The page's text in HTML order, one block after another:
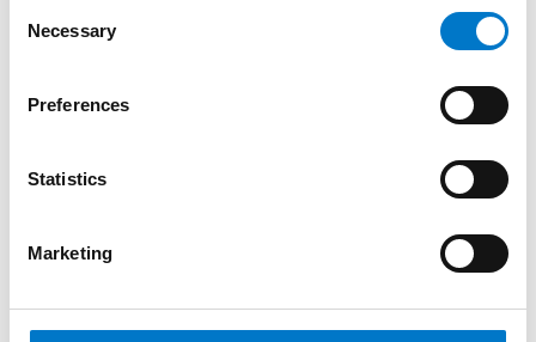
Necessary
Preferences
Statistics
Marketing
Angelica Bengtsson
Telefon:+46 520 21 11 43